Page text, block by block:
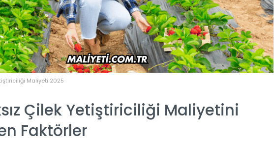
Maliyeti 2025
Çilek Yetiştiriciliği Maliyetini
Faktörler